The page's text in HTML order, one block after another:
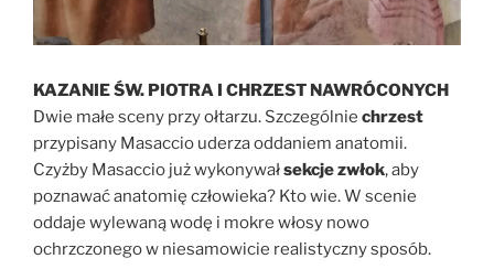
KAZANIE ŚW. PIOTRA I CHRZEST NAWRÓCONYCH
Dwie małe sceny przy ołtarzu. Szczególnie chrzest
przypisany Masaccio uderza oddaniem anatomii.
Czyżby Masaccio już wykonywałsekcje zwłok, aby
poznawać anatomię człowieka? Kto wie. W scenie
oddaje wylewaną wodę i mokre włosy nowo
ochrzczonego w niesamowicie realistyczny sposób.